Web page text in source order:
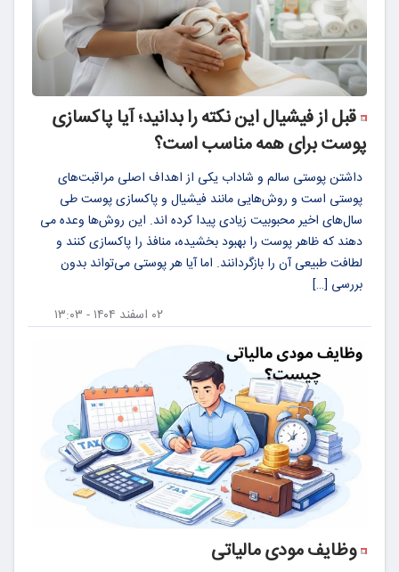
قبل از فیشیال این نکته را بدانید؛ آیا پاکسازی
پوست برای همه مناسب است؟
داشتن پوستی سالم و شاداب یکی از اهداف اصلی مراقبت‌های
پوستی است و روش‌هایی مانند فیشیال و پاکسازی پوست طی
سال‌های اخیر محبوبیت زیادی پیدا کرده‌ اند. این روش‌ها وعده می‌
دهند که ظاهر پوست را بهبود بخشیده، منافذ را پاکسازی کنند و
لطافت طبیعی آن را بازگردانند. اما آیا هر پوستی می‌تواند بدون
بررسی […]
۰۲ اسفند ۱۴۰۴ - ۱۳:۰۳
وظایف مودی مالیاتی